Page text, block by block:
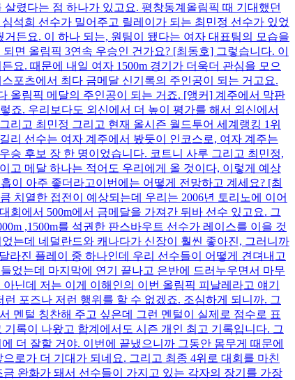
렸다는 점 하나가 있고요. 평창동계올림픽 때 기대했던
석희 선수가 밀어주고 릴레이가 되는 최민정 선수가 있었
든요. 이 하나 되는, 원팀이 됐다는 여자 대표팀의 모습을
면 올림픽 3연속 우승인 건가요? [최동호] 그렇습니다. 이
요. 때문에 내일 여자 1500m 경기가 더욱더 관심을 모으
포츠에서 최다 금메달 신기록의 주인공이 되는 거고요.
올림픽 메달의 주인공이 되는 거죠. [앵커] 계주에서 막판
죠. 우리보다도 외신에서 더 높이 평가를 해서 외신에서
리고 최민정 그리고 현재 올시즌 월드투어 세계랭킹 1위
리 선수는 여자 계주에서 봤듯이 인코스로, 여자 계주는
승 후보 장 한 명이었습니다. 코트니 사루 그리고 최민정,
고 메달 하나는 적어도 우리에게 올 것이다, 이렇게 예상
이 아주 좋더라고이번에는 어떻게 전망하고 계세요? [최
치열한 접전이 예상되는데 우리는 2006년 토리노에 이어
에서 500m에서 금메달을 가져간 뒤바 선수 있고요. 그
,1500m를 석권한 판스바우트 선수가 레이스를 이을 것
는데 네덜란드와 캐나다가 신장이 훨씬 좋아진, 그러니까
라진 플레이 중 하나인데 우리 선수들이 어떻게 견뎌내고
었는데 마지막에 연기 끝나고 은반에 드러누우면서 마무
닌데 저는 이게 이해인의 이번 올림픽 피날레라고 얘기
포즈나 저런 행위를 할 수 없겠죠. 조심하게 되니까. 그
멘털 칭찬해 주고 싶은데 그런 멘털이 실제로 점수로 표
록이 나왔고 합계에서도 시즌 개인 최고 기록입니다. 그
더 잘할 거야. 이번에 끝냈으니까 그동안 몸무게 때문에
로가 더 기대가 되네요. 그리고 최종 4위로 대회를 마친
완화가 돼서 선수들이 가지고 있는 각자의 장기를 가장